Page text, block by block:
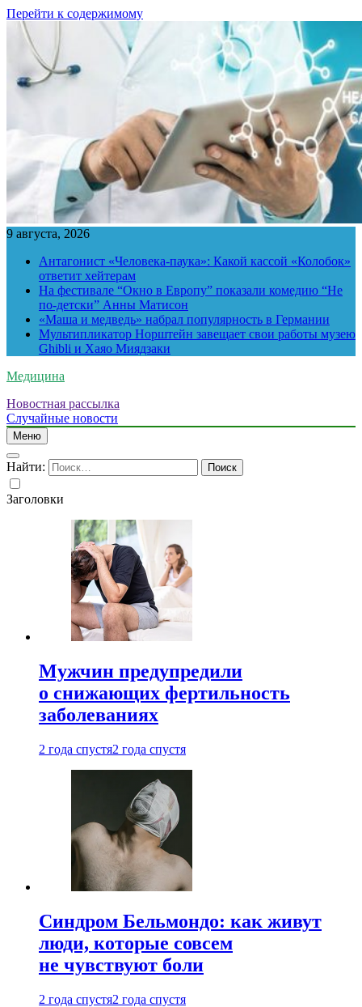
Перейти к содержимому
9 августа, 2026
Антагонист «Человека-паука»: Какой кассой «Колобок»
ответит хейтерам
На фестивале “Окно в Европу” показали комедию “Не
по-детски” Анны Матисон
«Маша и медведь» набрал популярность в Германии
Мультипликатор Норштейн завещает свои работы музею
Ghibli и Хаяо Миядзаки
Медицина
Новостная рассылка
Случайные новости
Меню
Найти:
Заголовки
Мужчин предупредили
о снижающих фертильность
заболеваниях
2 года спустя2 года спустя
Синдром Бельмондо: как живут
люди, которые совсем
не чувствуют боли
2 года спустя2 года спустя